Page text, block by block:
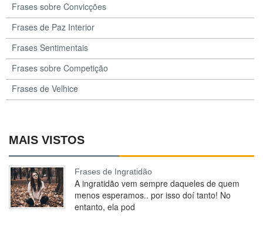
Frases sobre Convicções
Frases de Paz Interior
Frases Sentimentais
Frases sobre Competição
Frases de Velhice
MAIS VISTOS
Frases de Ingratidão
A ingratidão vem sempre daqueles de quem
menos esperamos.. por isso doí tanto! No
entanto, ela pod